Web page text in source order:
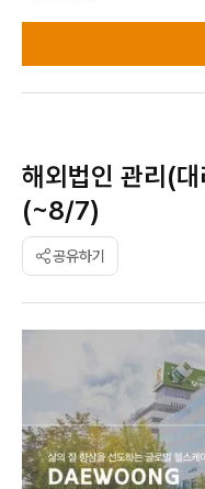
해외법인 관리(
(~8/7)
공유하기